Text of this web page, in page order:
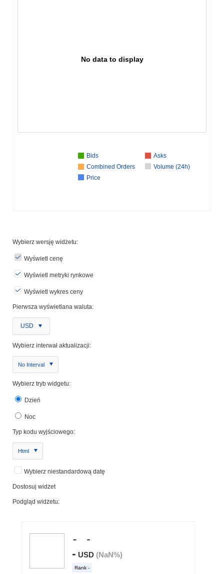
No data to display
Bids
Asks
Combined Orders
Volume (24h)
Price
Wybierz wersję widżetu:
Wyświetl cenę
Wyświetl metryki rynkowe
Wyświetl wykres ceny
Pierwsza wyświetlana waluta:
USD
Wybierz interwał aktualizacji:
No Interval
Wybierz tryb widgetu:
Dzień
Noc
Typ kodu wyjściowego:
Html
Wybierz niestandardową datę
Dostosuj widżet
Podgląd widżetu: